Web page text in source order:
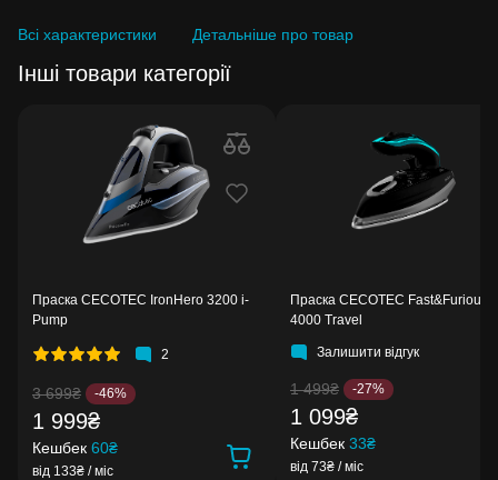
Всі характеристики Детальніше про товар
Інші товари категорії
Праска CECOTEC IronHero 3200 i-
Pump
2
3 699₴ -46%
1 999₴
Кешбек 60₴
від 133₴ / міс
Праска CECOTEC Fast&Furious
4000 Travel
Залишити відгук
1 499₴ -27%
1 099₴
Кешбек 33₴
від 73₴ / міс